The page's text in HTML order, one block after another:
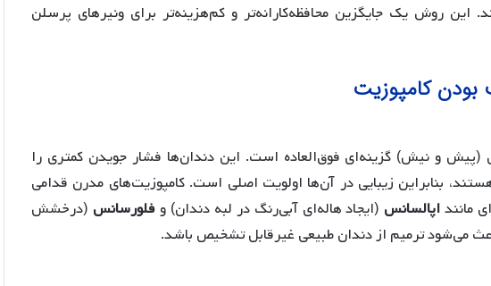
این روش یک جایگزین محافظه‌کارانه‌تر و کم‌هزینه‌تر برای ونیرهای پرسلن
بودن کامپوزیت
(پیش و نیش) گزینه‌ای فوق‌العاده است. این دندان‌ها فشار جویدن کمتری را
بنابراین زیبایی در آن‌ها اولویت اصلی است. کامپوزیت‌های مدرن قدامی
ماننداپالسانس (ایجاد هاله‌ای آبی‌رنگ در لبه دندان) وفلورسانس (درخشش